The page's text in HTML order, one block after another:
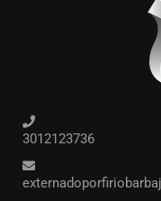
3012123736